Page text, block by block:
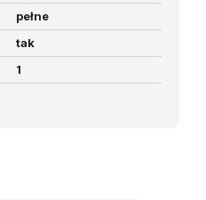
pełne
tak
1